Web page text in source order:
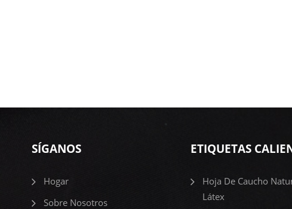
SÍGANOS
Hogar
Sobre Nosotros
ETIQUETAS
Hoja De Caucho
Látex